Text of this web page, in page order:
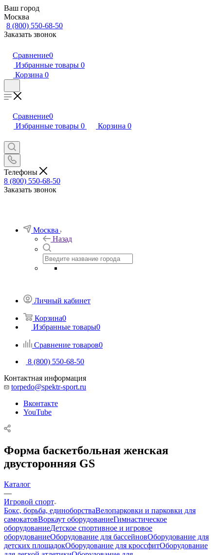
Ваш город
Москва
8 (800) 550-68-50
Заказать звонок
Сравнение0
Избранные товары 0
Корзина 0
Сравнение0
Избранные товары 0 Корзина 0
Телефоны
8 (800) 550-68-50
Заказать звонок
Москва
Назад
Личный кабинет
Корзина0
Избранные товары0
Сравнение товаров0
8 (800) 550-68-50
Контактная информация
torpedo@spektr-sport.ru
Вконтакте
YouTube
Форма баскетбольная женская
двусторонняя GS
Каталог
—
Игровой спорт
Бокс, борьба, единоборстваВелопарковки и парковки для
самокатовВоркаут оборудованиеГимнастическое
оборудованиеДетское спортивное и игровое
оборудованиеОборудование для бассейновОборудование для
детских площадокОборудование для кроссфитОборудование